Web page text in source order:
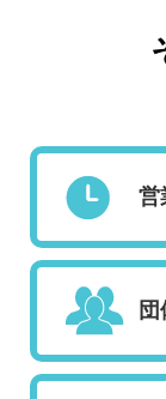
営
団